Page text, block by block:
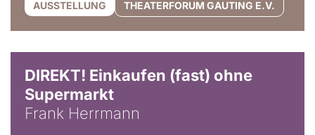
AUSSTELLUNG THEATERFORUM GAUTING E.V.
DIREKT! Einkaufen (fast) ohne
Supermarkt
Frank Herrmann